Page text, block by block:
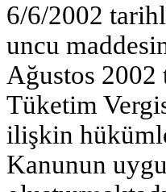
6/6/2002
uncu
Ağustos
Tüketim
ilişkin
Kanunun